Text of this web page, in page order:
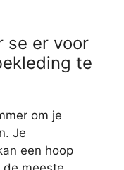
se er voor
te
om je
Je
een hoop